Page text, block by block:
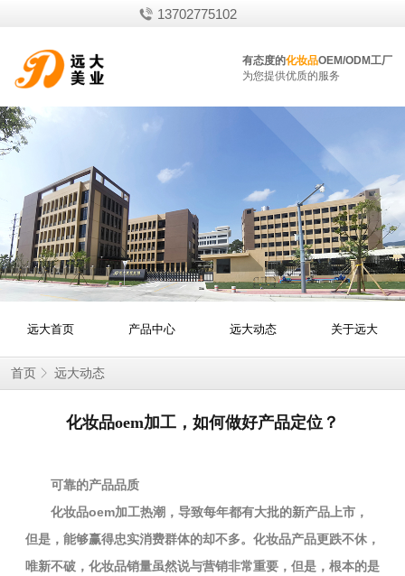
13702775102
有态度的化妆品OEM/ODM工厂
为您提供优质的服务
远大首页 产品中心 远大动态 关于远大
首页 远大动态
化妆品oem加工，如何做好产品定位？
可靠的产品品质
化妆品oem加工热潮，导致每年都有大批的新产品上市，
但是，能够赢得忠实消费群体的却不多。化妆品产品更跌不休，
唯新不破，化妆品销量虽然说与营销非常重要，但是，根本的是